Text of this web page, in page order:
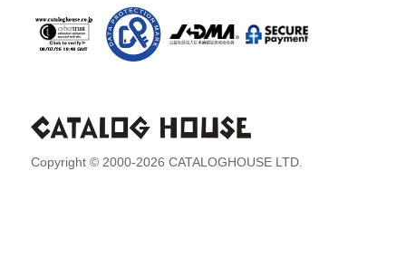
Copyright © 2000-2026 CATALOGHOUSE LTD.